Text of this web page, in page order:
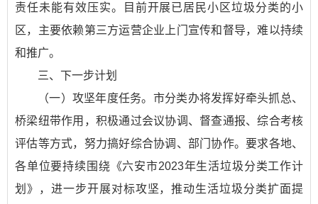
责任未能有效压实。目前开展已居民小区垃圾分类的小
区，主要依赖第三方运营企业上门宣传和督导，难以持续
和推广。
三、下一步计划
（一）攻坚年度任务。市分类办将发挥好牵头抓总、
桥梁纽带作用，积极通过会议协调、督查通报、综合考核
评估等方式，努力搞好综合协调、部门协作。要求各地、
各单位要持续围绕 《六安市2023年生活垃圾分类工作计
划》
，进一步开展对标攻坚，推动生活垃圾分类扩面提